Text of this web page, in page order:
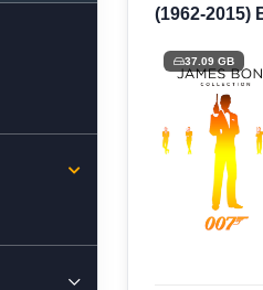
(1962-2015)
37.09 GB